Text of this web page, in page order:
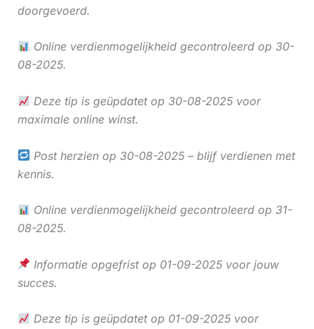
doorgevoerd.
Online verdienmogelijkheid gecontroleerd op 30-
08-2025.
Deze tip is geüpdatet op 30-08-2025 voor
maximale online winst.
Post herzien op 30-08-2025 – blijf verdienen met
kennis.
Online verdienmogelijkheid gecontroleerd op 31-
08-2025.
Informatie opgefrist op 01-09-2025 voor jouw
succes.
Deze tip is geüpdatet op 01-09-2025 voor